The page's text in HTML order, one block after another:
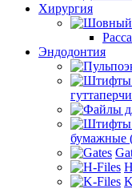
Хирургия
Эндодонтия
бумажные